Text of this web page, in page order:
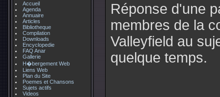
Accueil
Agenda
Annuaire
Articles
Bibliotheque
Compilation
Downloads
Encyclopedie
FAQ Anar
Gallerie
H�bergement Web
Liens Web
Plan du Site
Poemes et Chansons
Sujets actifs
Videos
Réponse d'une
membres de la
Valleyfield au
quelque temps.